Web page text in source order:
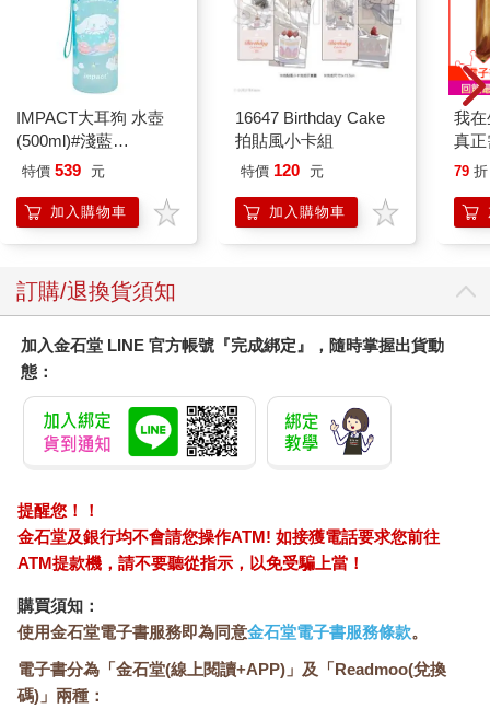
IMPACT大耳狗 水壺
(500ml)#淺藍
IMCMB01LB
特價 539 元
加入購物車
16647 Birthday Cake
拍貼風小卡組
特價 120 元
加入購物車
我
真
實
79 折
訂購/退換貨須知
加入金石堂 LINE 官方帳號『完成綁定』，隨時掌握出貨動
態：
提醒您！！
金石堂及銀行均不會請您操作ATM! 如接獲電話要求您前往
ATM提款機，請不要聽從指示，以免受騙上當！
購買須知：
使用金石堂電子書服務即為同意金石堂電子書服務條款。
電子書分為「金石堂(線上閱讀+APP)」及「Readmoo(兌換
碼)」兩種：